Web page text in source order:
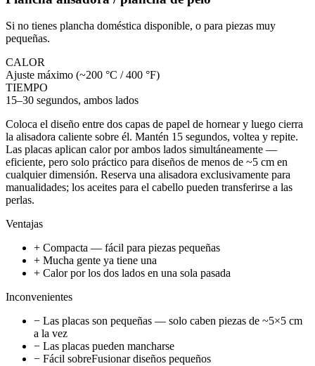
Si no tienes plancha doméstica disponible, o para piezas muy
pequeñas.
CALOR
Ajuste máximo (~200 °C / 400 °F)
TIEMPO
15–30 segundos, ambos lados
Coloca el diseño entre dos capas de papel de hornear y luego cierra
la alisadora caliente sobre él. Mantén 15 segundos, voltea y repite.
Las placas aplican calor por ambos lados simultáneamente —
eficiente, pero solo práctico para diseños de menos de ~5 cm en
cualquier dimensión. Reserva una alisadora exclusivamente para
manualidades; los aceites para el cabello pueden transferirse a las
perlas.
Ventajas
+ Compacta — fácil para piezas pequeñas
+ Mucha gente ya tiene una
+ Calor por los dos lados en una sola pasada
Inconvenientes
− Las placas son pequeñas — solo caben piezas de ~5×5 cm
a la vez
− Las placas pueden mancharse
− Fácil sobreFusionar diseños pequeños